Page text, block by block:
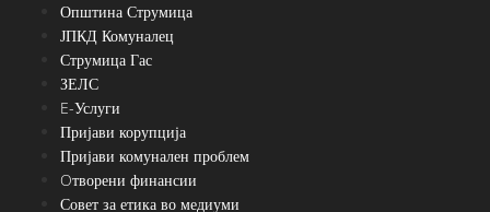
Општина Струмица
ЈПКД Комуналец
Струмица Гас
ЗЕЛС
E-Услуги
Пријави корупција
Пријави комунален проблем
Oтворени финансии
Совет за етика во медиуми